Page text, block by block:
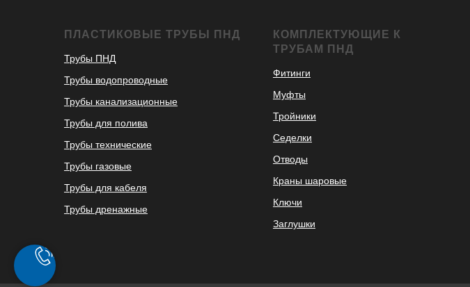
ПЛАСТИКОВЫЕ ТРУБЫ ПНД
Трубы ПНД
Трубы водопроводные
Трубы канализационные
Трубы для полива
Трубы технические
Трубы газовые
Трубы для кабеля
Трубы дренажные
КОМПЛЕКТУЮЩИЕ К
ТРУБАМ ПНД
Фитинги
Муфты
Тройники
Седелки
Отводы
Краны шаровые
Ключи
Заглушки